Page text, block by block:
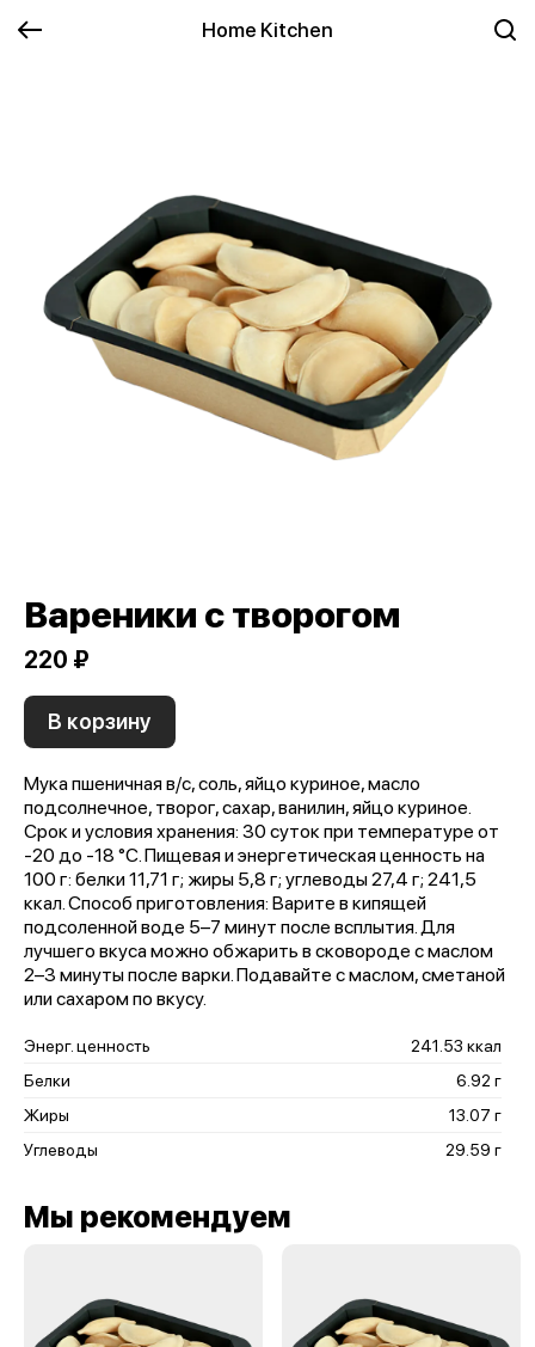
Home Kitchen
Вареники с творогом
220 ₽
В корзину
Мука пшеничная в/с, соль, яйцо куриное, масло
подсолнечное, творог, сахар, ванилин, яйцо куриное.
Срок и условия хранения: 30 суток при температуре от
-20 до -18 °С. Пищевая и энергетическая ценность на
100 г: белки 11,71 г; жиры 5,8 г; углеводы 27,4 г; 241,5
ккал. Способ приготовления: Варите в кипящей
подсоленной воде 5–7 минут после всплытия. Для
лучшего вкуса можно обжарить в сковороде с маслом
2–3 минуты после варки. Подавайте с маслом, сметаной
или сахаром по вкусу.
Энерг. ценность
241.53 ккал
Белки
6.92 г
Жиры
13.07 г
Углеводы
29.59 г
Мы рекомендуем